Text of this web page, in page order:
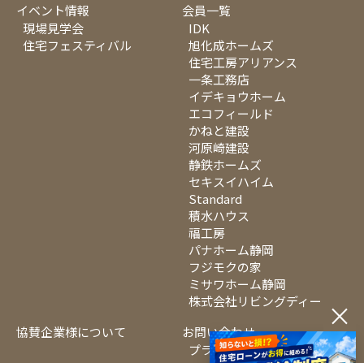
イベント情報
現場見学会
住宅フェスティバル
会員一覧
IDK
旭化成ホームズ
住宅工房アリアンス
一条工務店
イデキョウホーム
エコフィールド
かねと建設
河原崎建設
静鉄ホームズ
セキスイハイム
Standard
積水ハウス
福工房
パナホーム静岡
フジモクの家
ミサワホーム静岡
株式会社リビングディー
協賛企業様について
お問い合わせ
プライバシーポリシー
×